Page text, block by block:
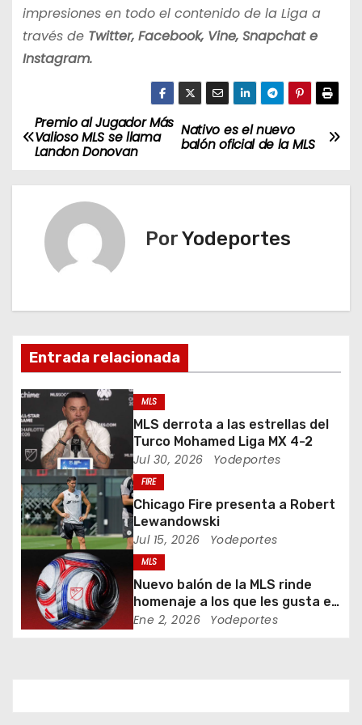
impresiones en todo el contenido de la Liga a
través deTwitter, Facebook, Vine, Snapchat e
Instagram.
N
a
c
i
ó
n
d
e
e
n
t
Nativo es el nuevo
balón oficial de la MLS
Premio al Jugador Más
Valioso MLS se llama
Landon Donovan
PorYodeportes
Entrada relacionada
MLS
MLS derrota a las estrellas del
Turco Mohamed Liga MX 4-2
Jul 30, 2026 Yodeportes
FIRE
Chicago Fire presenta a Robert
Lewandowski
Jul 15, 2026 Yodeportes
MLS
Nuevo balón de la MLS rinde
homenaje a los que les gusta el
fútbol
Ene 2, 2026 Yodeportes